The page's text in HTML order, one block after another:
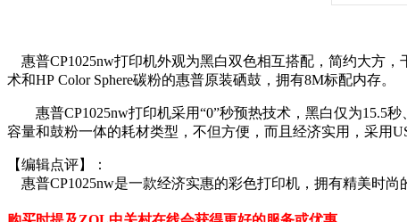
惠普CP1025nw打印机外观为黑白双色相互搭配，简约大方，
术和HP Color Sphere碳粉的惠普原装硒鼓，拥有8M标配内存。
惠普CP1025nw打印机采用“0”秒预热技术，黑白仅为15.5
容量和鼓粉一体的耗材类型，不但方便，而且经济实用，采用
【编辑点评】：
惠普CP1025nw是一款经济实惠的彩色打印机，拥有精美时